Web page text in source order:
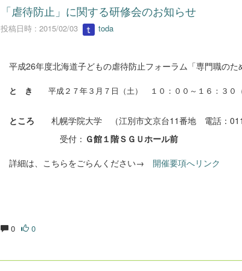
「虐待防止」に関する研修会のお知らせ
投稿日時 : 2015/02/03 toda
平成26年度北海道子どもの虐待防止フォーラム「専門職のた
と き 平成２７年３月７日（土） １０：００～１６：３０（
ところ 札幌学院大学 （江別市文京台11番地 電話：
受付： Ｇ館１階ＳＧＵホール前
詳細は、こちらをごらんください→ 開催要項へリンク
0 0